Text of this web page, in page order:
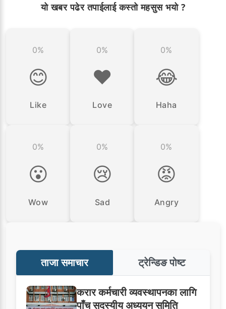
यो खबर पढेर तपाईलाई कस्तो महसुस भयो ?
0%
😊
Like
0%
❤️
Love
0%
😂
Haha
0%
😮
Wow
0%
😢
Sad
0%
😡
Angry
ताजा समाचार ट्रेन्डिङ पोष्ट
करार कर्मचारी व्यवस्थापनका लागि
पाँच सदस्यीय अध्ययन समिति